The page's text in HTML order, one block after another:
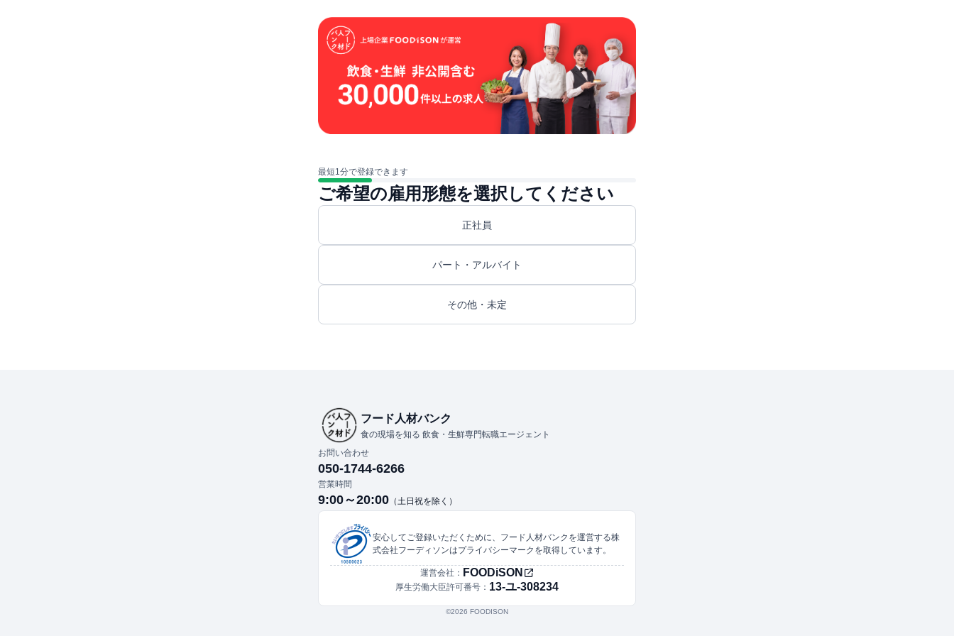
最短1分で登録できます
ご希望の雇用形態を選択してください
正社員
パート・アルバイト
その他・未定
フード人材バンク
食の現場を知る 飲食・生鮮専門転職エージェント
お問い合わせ
050-1744-6266
営業時間
9:00～20:00 （土日祝を除く）
安心してご登録いただくために、フード人材バンクを運営する株
式会社フーディソンはプライバシーマークを取得しています。
運営会社： FOODiSON
厚生労働大臣許可番号： 13-ユ-308234
©︎2026 FOODISON